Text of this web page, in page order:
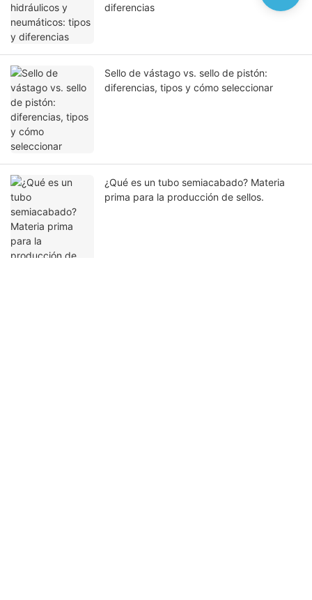
diferencias
Sello de vástago vs. sello de pistón:
diferencias, tipos y cómo seleccionar
¿Qué es un tubo semiacabado? Materia
prima para la producción de sellos.